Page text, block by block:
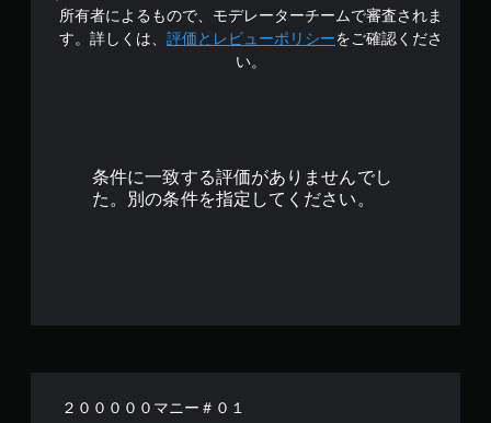
す
所有者によるもので、モデレーターチームで審査されま
す。詳しくは、 評価とレビューポリシーをご確認くださ
い。
条件に一致する評価がありませんでし
た。別の条件を指定してください。
２０００００マニー＃０１